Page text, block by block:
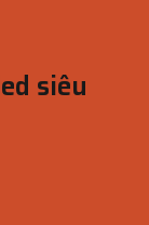
siêu